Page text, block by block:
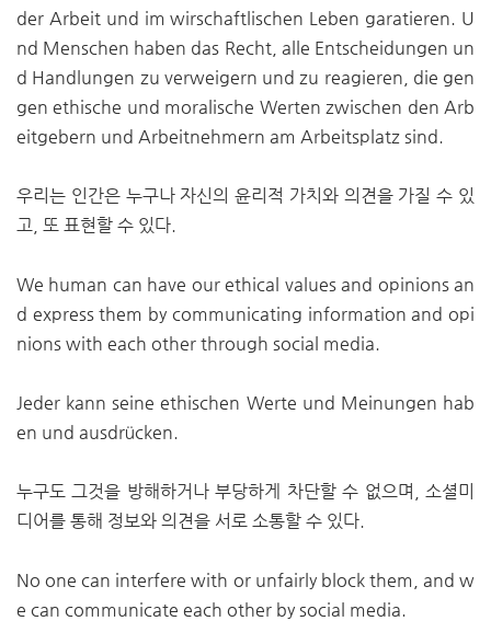
der Arbeit und im wirschaftlischen Leben garatieren. U
nd Menschen haben das Recht, alle Entscheidungen un
d Handlungen zu verweigern und zu reagieren, die gen
gen ethische und moralische Werten zwischen den Arb
eitgebern und Arbeitnehmern am Arbeitsplatz sind.
우리는 인간은 누구나 자신의 윤리적 가치와 의견을 가질 수 있
고, 또 표현할 수 있다.
We human can have our ethical values and opinions an
d express them by communicating information and opi
nions with each other through social media.
Jeder kann seine ethischen Werte und Meinungen hab
en und ausdrücken.
누구도 그것을 방해하거나 부당하게 차단할 수 없으며, 소셜미
디어를 통해 정보와 의견을 서로 소통할 수 있다.
No one can interfere with or unfairly block them, and w
e can communicate each other by social media.